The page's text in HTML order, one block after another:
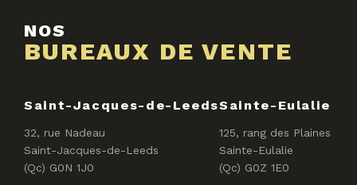
NOS
BUREAUX DE VENTE
Saint-Jacques-de-Leeds
32, rue Nadeau
Saint-Jacques-de-Leeds
(Qc) G0N 1J0
Sainte-Eulalie
125, rang des Plaines
Sainte-Eulalie
(Qc) G0Z 1E0